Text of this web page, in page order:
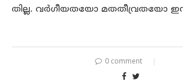
തില്ല. വർഗീയതയോ മതതീവ്രതയോ
0 comment